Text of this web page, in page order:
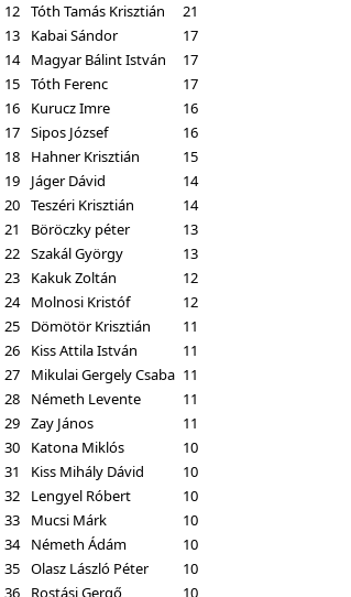
12 Tóth Tamás Krisztián
21
13
Kabai Sándor
17
14 Magyar Bálint István
17
15 Tóth Ferenc
17
16
Kurucz Imre
16
17 Sipos József
16
18
Hahner Krisztián
15
19
Jáger Dávid
14
20 Teszéri Krisztián
14
21
Böröczky péter
13
22 Szakál György
13
23
Kakuk Zoltán
12
24
Molnosi Kristóf
12
25
Dömötör Krisztián
11
26
Kiss Attila István
11
27
Mikulai Gergely Csaba 11
28
Németh Levente
11
29 Zay János
11
30
Katona Miklós
10
31
Kiss Mihály Dávid
10
32
Lengyel Róbert
10
33
Mucsi Márk
10
34
Németh Ádám
10
35 Olasz László Péter
10
36
Rostási Gergő 10